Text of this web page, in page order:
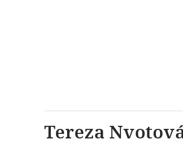
Tereza